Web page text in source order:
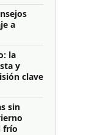
a
la
y
clave
sin
frío